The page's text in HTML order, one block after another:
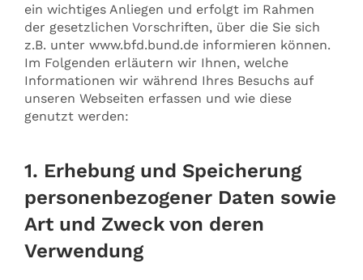
ein wichtiges Anliegen und erfolgt im Rahmen
der gesetzlichen Vorschriften, über die Sie sich
z.B. unter www.bfd.bund.de informieren können.
Im Folgenden erläutern wir Ihnen, welche
Informationen wir während Ihres Besuchs auf
unseren Webseiten erfassen und wie diese
genutzt werden:
1. Erhebung und Speicherung
personenbezogener Daten sowie
Art und Zweck von deren
Verwendung